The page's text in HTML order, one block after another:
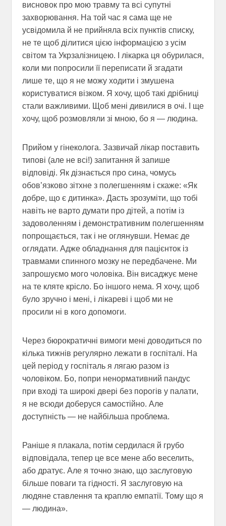
висновок про мою травму та всі супутні
захворювання. На той час я сама ще не
усвідомила й не прийняла всіх пунктів списку,
не те щоб ділитися цією інформацією з усім
світом та Укрзалізницею. І лікарка ця обурилася,
коли ми попросили її переписати й згадати
лише те, що я не можу ходити і змушена
користуватися візком. Я хочу, щоб такі дрібниці
стали важливими. Щоб мені дивилися в очі. І ще
хочу, щоб розмовляли зі мною, бо я — людина.
Прийом у гінеколога. Зазвичай лікар поставить
типові (але не всі!) запитання й запише
відповіді. Як дізнається про сина, чомусь
обов’язково зітхне з полегшенням і скаже: «Як
добре, що є дитинка». Дасть зрозуміти, що тобі
навіть не варто думати про дітей, а потім із
задоволенням і демонстративним полегшенням
попрощається, так і не оглянувши. Немає де
оглядати. Адже обладнання для пацієнток із
травмами спинного мозку не передбачене. Ми
запрошуємо мого чоловіка. Він висаджує мене
на те кляте крісло. Бо іншого нема. Я хочу, щоб
було зручно і мені, і лікареві і щоб ми не
просили ні в кого допомоги.
Через бюрократичні вимоги мені доводиться по
кілька тижнів регулярно лежати в госпіталі. На
цей період у госпіталь я лягаю разом із
чоловіком. Бо, попри ненормативний пандус
при вході та широкі двері без порогів у палати,
я не всюди доберуся самостійно. Але
доступність — не найбільша проблема.
Раніше я плакала, потім сердилася й грубо
відповідала, тепер це все мене або веселить,
або дратує. Але я точно знаю, що заслуговую
більше поваги та гідності. Я заслуговую на
людяне ставлення та краплю емпатії. Тому що я
— людина».